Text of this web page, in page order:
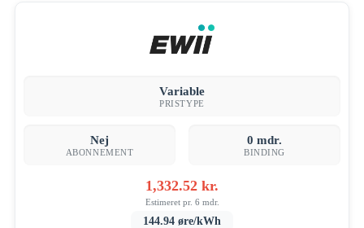
Variable
PRISTYPE
Nej
ABONNEMENT
0 mdr.
BINDING
1,332.52 kr.
Estimeret pr. 6 mdr.
144.94 øre/kWh